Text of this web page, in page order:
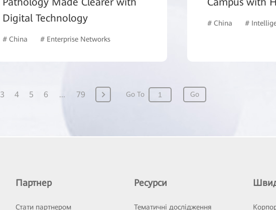
Digital Technology
# China # Enterprise Networks
# China #
3 4 5 6 ... 79 Go To Go
Партнер
Стати партнером
Ресурси
Тематичні дослідження